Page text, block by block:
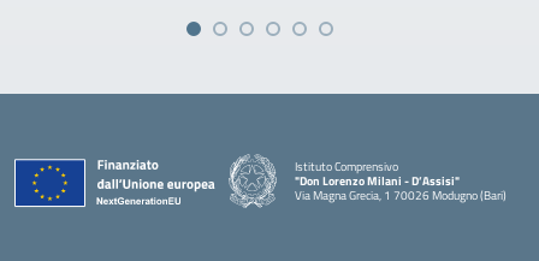
Istituto Comprensivo
"Don Lorenzo Milani - D’Assisi"
Via Magna Grecia, 1 70026 Modugno (Bari)
— Visita la pagina iniziale della scuola